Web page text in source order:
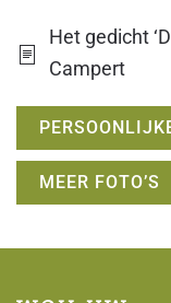
Het gedicht
Campert
MEER FOTO’S